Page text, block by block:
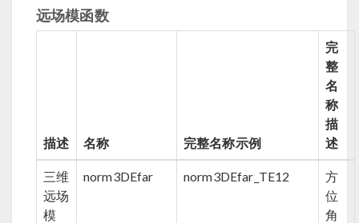
远场模函数
描述 名称 完整名称示例
完
整
名
称
描
述
三维
远场
模
norm3DEfar norm3DEfar_TE12
方
位
角